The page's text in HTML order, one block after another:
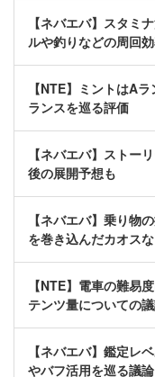
【ネバエバ】スタミ
ルや釣りなどの周回
【NTE】ミントはA
ランスを巡る評価
【ネバエバ】ストー
後の展開予想も
【ネバエバ】乗り物
を巻き込んだカオス
【NTE】電車の難易
テンツ量についての
【ネバエバ】鑑定レ
やバフ活用を巡る議論